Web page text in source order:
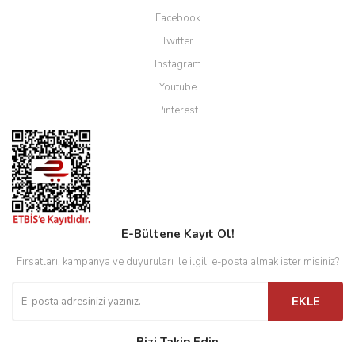
Facebook
Twitter
Instagram
Youtube
Pinterest
E-Bültene Kayıt Ol!
Fırsatları, kampanya ve duyuruları ile ilgili e-posta almak ister misiniz?
EKLE